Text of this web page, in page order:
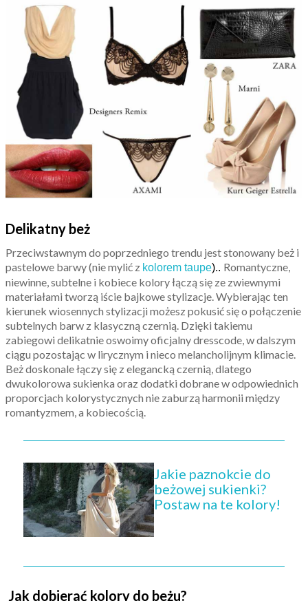
Delikatny beż
Przeciwstawnym do poprzedniego trendu jest stonowany beż i
pastelowe barwy (nie mylić z kolorem taupe).. Romantyczne,
niewinne, subtelne i kobiece kolory łączą się ze zwiewnymi
materiałami tworzą iście bajkowe stylizacje. Wybierając ten
kierunek wiosennych stylizacji możesz pokusić się o połączenie
subtelnych barw z klasyczną czernią. Dzięki takiemu
zabiegowi delikatnie oswoimy oficjalny dresscode, w dalszym
ciągu pozostając w lirycznym i nieco melancholijnym klimacie.
Beż doskonale łączy się z elegancką czernią, dlatego
dwukolorowa sukienka oraz dodatki dobrane w odpowiednich
proporcjach kolorystycznych nie zaburzą harmonii między
romantyzmem, a kobiecością.
Jakie paznokcie do
beżowej sukienki?
Postaw na te kolory!
Jak dobierać kolory do beżu?